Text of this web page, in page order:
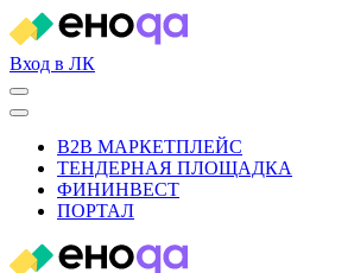
Вход в ЛК
B2B МАРКЕТПЛЕЙС
ТЕНДЕРНАЯ ПЛОЩАДКА
ФИНИНВЕСТ
ПОРТАЛ